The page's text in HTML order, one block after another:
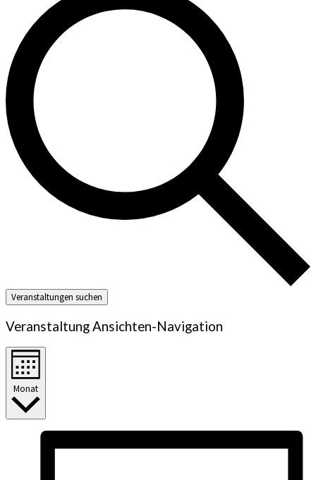
Veranstaltungen suchen
Veranstaltung Ansichten-Navigation
Monat